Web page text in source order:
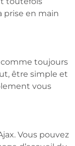
prise en main
comme toujours
être simple et
vous
Vous pouvez